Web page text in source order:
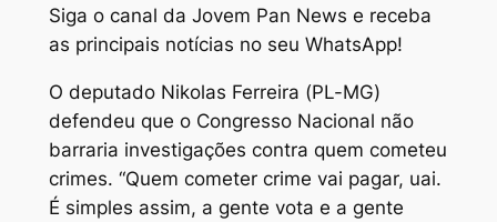
Siga o canal da Jovem Pan News e receba
as principais notícias no seu WhatsApp!
O deputado Nikolas Ferreira (PL-MG)
defendeu que o Congresso Nacional não
barraria investigações contra quem cometeu
crimes. “Quem cometer crime vai pagar, uai.
É simples assim, a gente vota e a gente